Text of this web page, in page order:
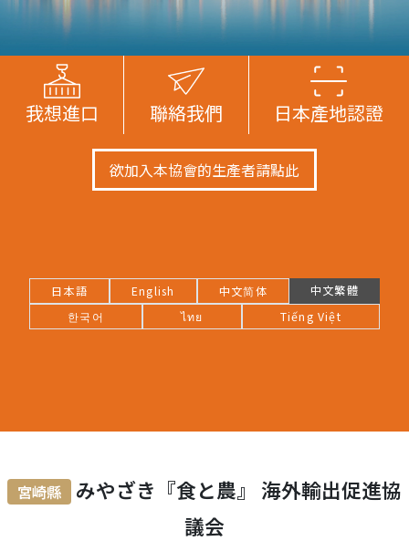
我想進口 聯絡我們 日本產地認證
欲加入本協會的生產者請點此
日本語 English 中文简体
中文繁體
한국어
ไทย Tiếng Việt
宮崎縣 みやざき『⾷と農』 海外輸出促進協
議会